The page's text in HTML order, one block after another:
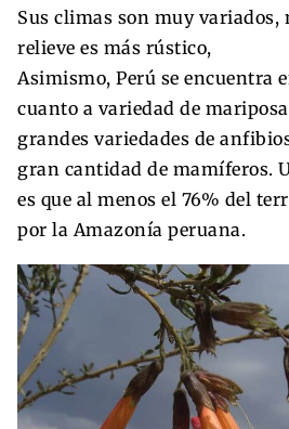
Sus climas son muy variados,
relieve es más rústico,
Asimismo, Perú se encuentra
cuanto a variedad de
grandes variedades de
gran cantidad de mamíferos.
es que al menos el 76% del
por la Amazonía peruana.